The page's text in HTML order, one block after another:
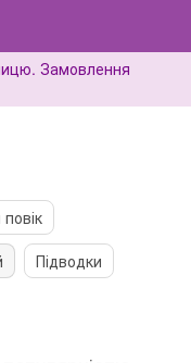
Замовлення
Підводки